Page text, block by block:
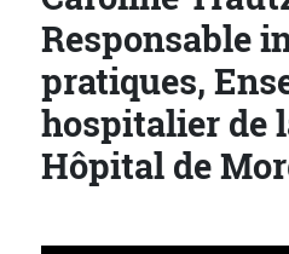
Responsable
pratiques,
hospitalier de
Hôpital de